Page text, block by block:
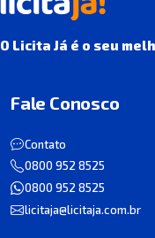
O Licita Já é o seu
Fale Conosco
Contato
0800 952 8525
0800 952 8525
licitaja@licitaja.com.br